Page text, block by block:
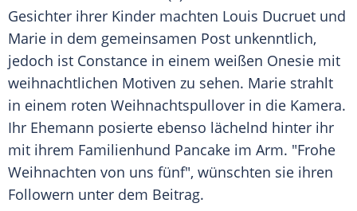
Gesichter ihrer Kinder machten Louis Ducruet und
Marie in dem gemeinsamen Post unkenntlich,
jedoch ist Constance in einem weißen Onesie mit
weihnachtlichen Motiven zu sehen. Marie strahlt
in einem roten Weihnachtspullover in die Kamera.
Ihr Ehemann posierte ebenso lächelnd hinter ihr
mit ihrem Familienhund Pancake im Arm. "Frohe
Weihnachten von uns fünf", wünschten sie ihren
Followern unter dem Beitrag.